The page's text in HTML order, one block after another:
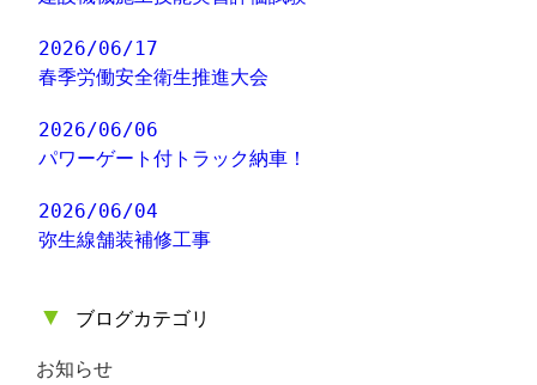
2026/06/17
春季労働安全衛生推進大会
2026/06/06
パワーゲート付トラック納車！
2026/06/04
弥生線舗装補修工事
▼ ブログカテゴリ
お知らせ